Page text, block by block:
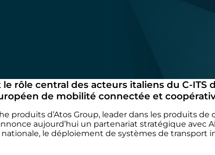
rôle central des acteurs italiens du C-ITS
de mobilité connectée et
produitsd’Atos Group, leader dans les produits de
aujourd’hui un partenariat stratégique avec
nationale, le déploiement de systèmes de